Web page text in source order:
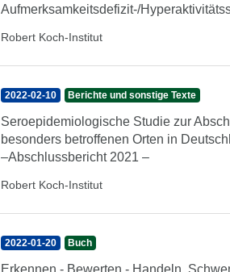
Aufmerksamkeitsdefizit-/
Robert Koch-Institut
2022-02-10 Berichte und sonstige Texte
Seroepidemiologische Studie zur
besonders betroffenen Orten in
–Abschlussbericht 2021 –
Robert Koch-Institut
2022-01-20 Buch
Erkennen - Bewerten - Handeln.